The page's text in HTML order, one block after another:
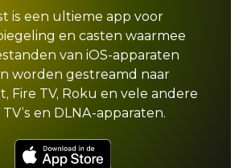
is een ultieme app voor
en casten waarmee
van iOS-apparaten
worden gestreamd naar
Fire TV, Roku en vele andere
en DLNA-apparaten.